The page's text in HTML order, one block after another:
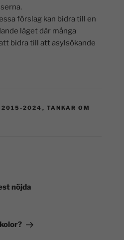
förslag kan bidra till en
läget där många
bidra till att asylsökande
2015-2024 , TANKAR OM
nöjda